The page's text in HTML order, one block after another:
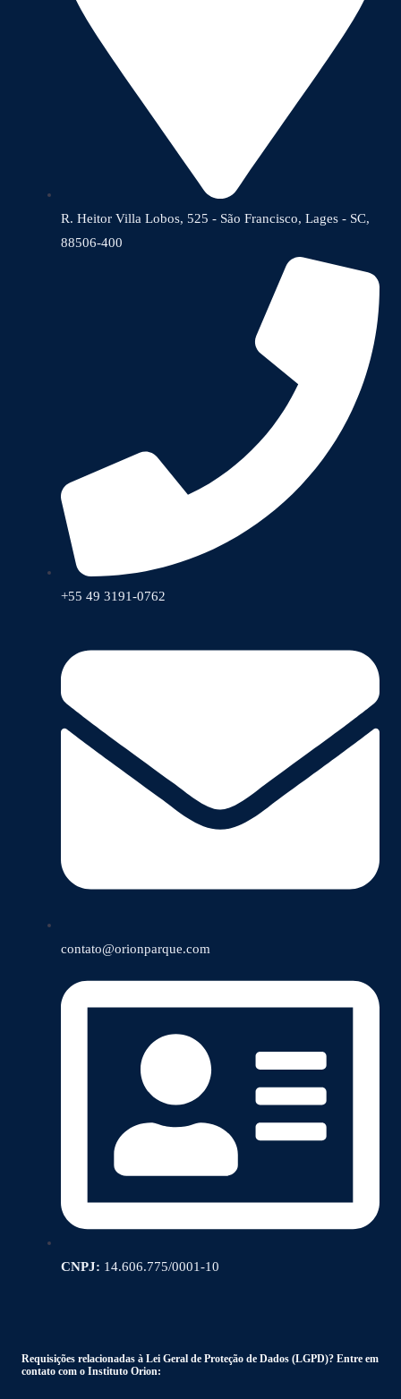
R. Heitor Villa Lobos, 525 - São Francisco, Lages - SC,
88506-400
+55 49 3191-0762
contato@orionparque.com
CNPJ: 14.606.775/0001-10
Requisições relacionadas à Lei Geral de Proteção de Dados (LGPD)? Entre em
contato com o Instituto Orion: